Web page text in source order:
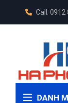
Call: 0912
DANH